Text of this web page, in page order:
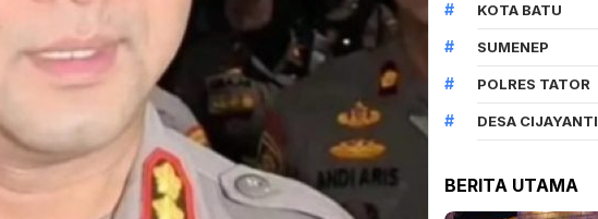
KOTA BATU
SUMENEP
POLRES TATOR
DESA CIJAYANTI
BERITA UTAMA